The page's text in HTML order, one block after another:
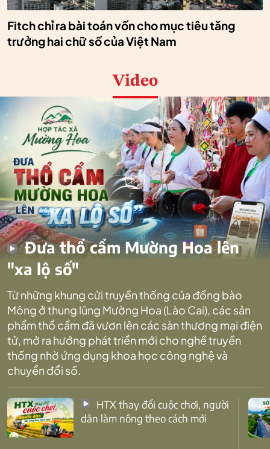
Fitch chỉ ra bài toán vốn cho mục tiêu tăng
trưởng hai chữ số của Việt Nam
Video
Đưa thổ cẩm Mường Hoa lên
"xa lộ số"
Từ những khung cửi truyền thống của đồng bào
Mông ở thung lũng Mường Hoa (Lào Cai), các sản
phẩm thổ cẩm đã vươn lên các sàn thương mại điện
tử, mở ra hướng phát triển mới cho nghề truyền
thống nhờ ứng dụng khoa học công nghệ và
chuyển đổi số.
dân làm nông theo cách mới